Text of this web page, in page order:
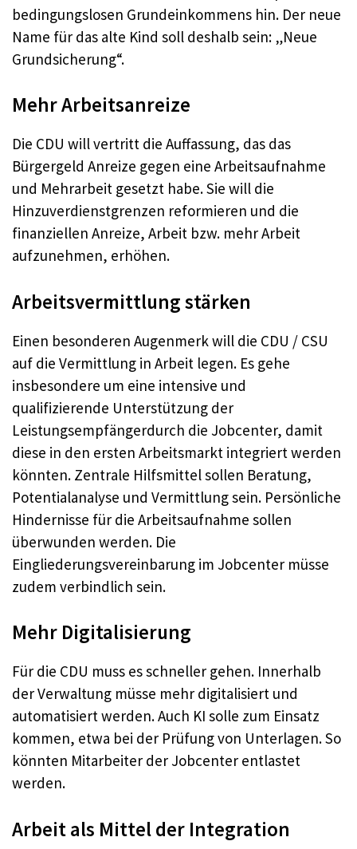
bedingungslosen Grundeinkommens hin. Der neue
Name für das alte Kind soll deshalb sein: „Neue
Grundsicherung“.
Mehr Arbeitsanreize
Die CDU will vertritt die Auffassung, das das
Bürgergeld Anreize gegen eine Arbeitsaufnahme
und Mehrarbeit gesetzt habe. Sie will die
Hinzuverdienstgrenzen reformieren und die
finanziellen Anreize, Arbeit bzw. mehr Arbeit
aufzunehmen, erhöhen.
Arbeitsvermittlung stärken
Einen besonderen Augenmerk will die CDU / CSU
auf die Vermittlung in Arbeit legen. Es gehe
insbesondere um eine intensive und
qualifizierende Unterstützung der
Leistungsempfängerdurch die Jobcenter, damit
diese in den ersten Arbeitsmarkt integriert werden
könnten. Zentrale Hilfsmittel sollen Beratung,
Potentialanalyse und Vermittlung sein. Persönliche
Hindernisse für die Arbeitsaufnahme sollen
überwunden werden. Die
Eingliederungsvereinbarung im Jobcenter müsse
zudem verbindlich sein.
Mehr Digitalisierung
Für die CDU muss es schneller gehen. Innerhalb
der Verwaltung müsse mehr digitalisiert und
automatisiert werden. Auch KI solle zum Einsatz
kommen, etwa bei der Prüfung von Unterlagen. So
könnten Mitarbeiter der Jobcenter entlastet
werden.
Arbeit als Mittel der Integration